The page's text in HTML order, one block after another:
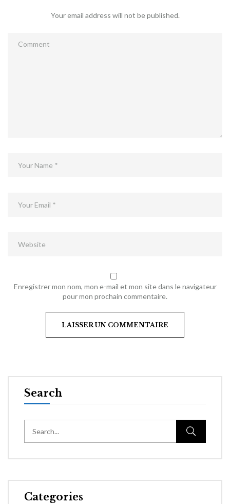
Search
Categories
Your email address will not be published.
Enregistrer mon nom, mon e-mail et mon site dans le navigateur
pour mon prochain commentaire.